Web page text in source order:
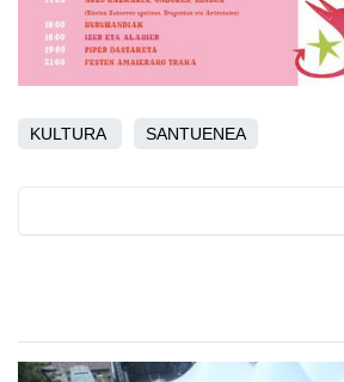
KULTURA SANTUENEA